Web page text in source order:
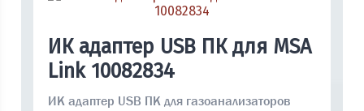
ИК адаптер USB ПК для MSA
Link 10082834
ИК адаптер USB ПК для газоанализаторов